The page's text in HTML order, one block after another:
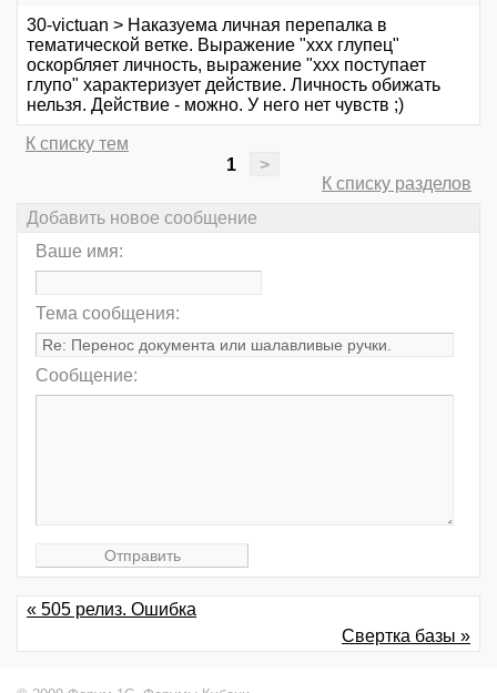
30-victuan > Наказуема личная перепалка в
тематической ветке. Выражение "ххх глупец"
оскорбляет личность, выражение "ххх поступает
глупо" характеризует действие. Личность обижать
нельзя. Действие - можно. У него нет чувств ;)
К списку тем
1
>
К списку разделов
Добавить новое сообщение
Ваше имя:
Тема сообщения:
Сообщение:
« 505 релиз. Ошибка
Свертка базы »